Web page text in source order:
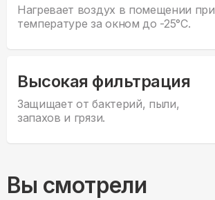
Нагревает воздух в помещении при
температуре за окном до -25°С.
Высокая фильтрация
Защищает от бактерий, пыли,
запахов и грязи.
Вы смотрели